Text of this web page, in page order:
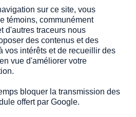
sur ce site, vous
témoins, communément
d'autres traceurs nous
des contenus et des
vos intérêts et de recueillir des
vue d'améliorer votre
bloquer la transmission des
offert par Google.